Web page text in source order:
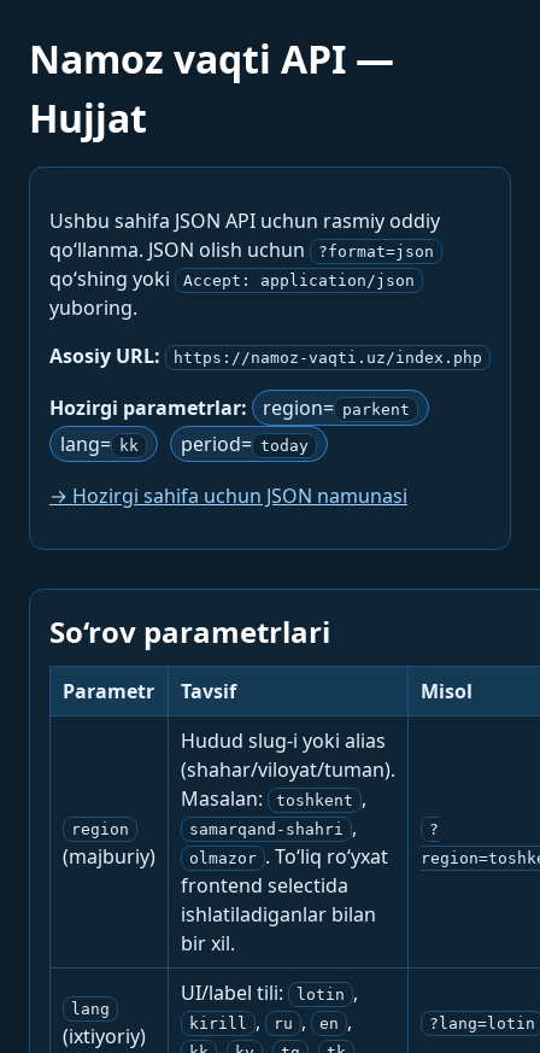
Namoz vaqti API —
Hujjat
Ushbu sahifa JSON API uchun rasmiy oddiy
qo‘llanma. JSON olish uchun
?format=json
qo‘shing yoki Accept: application/json
yuboring.
Asosiy URL:
https://namoz-vaqti.uz/index.php
Hozirgi parametrlar: region= parkent
lang= kk period= today
→ Hozirgi sahifa uchun JSON namunasi
So‘rov parametrlari
Parametr Tavsif Misol
region
(majburiy)
Hudud slug-i yoki alias
(shahar/viloyat/tuman).
Masalan:
toshkent ,
samarqand-shahri ,
olmazor . To‘liq ro‘yxat
frontend selectida
ishlatiladiganlar bilan
bir xil.
?
lang
(ixtiyoriy)
UI/label tili: lotin ,
kirill , ru , en , ?lang=lotin